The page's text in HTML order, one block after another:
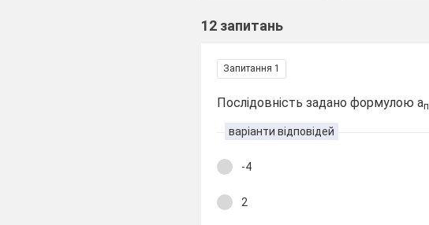
12 запитань
Запитання 1
Послідовність задано формулою ап
варіанти відповідей
-4
2